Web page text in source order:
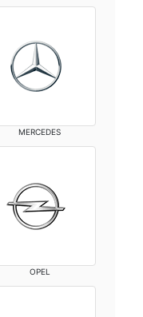
MERCEDES
OPEL